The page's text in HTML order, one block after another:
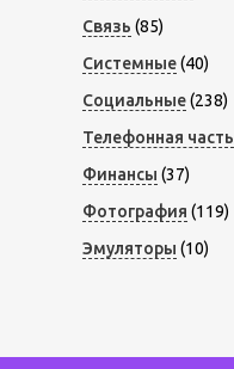
Связь (85)
Системные(40)
Социальные(238)
Телефонная часть
Финансы (37)
Фотография (119)
Эмуляторы (10)